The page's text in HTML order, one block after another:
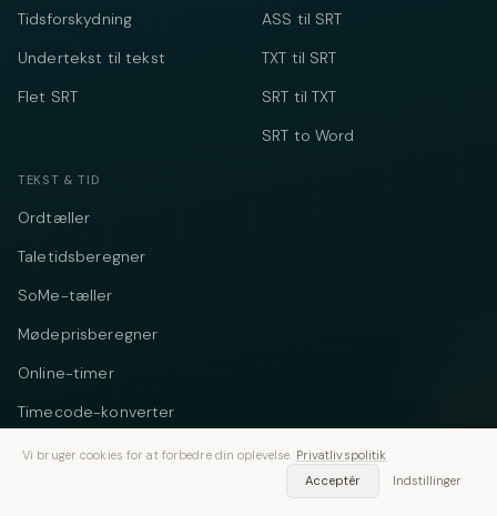
Tidsforskydning
Undertekst til tekst
Flet SRT
ASS til SRT
TXT til SRT
SRT til TXT
SRT to Word
TEKST & TID
Ordtæller
Taletidsberegner
SoMe-tæller
Mødeprisberegner
Online-timer
Timecode-konverter
VIRKSOMHED
Vi bruger cookies for at forbedre din oplevelse. Privatlivspolitik
Acceptér
Indstillinger